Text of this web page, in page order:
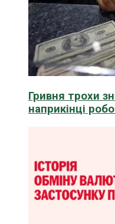
Гривня трохи
наприкінці